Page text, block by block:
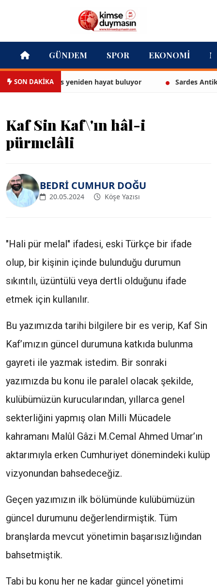
GÜNDEM SPOR EKONOMI
SON DAKİKA
Palas yeniden hayat buluyor Sardes Antik
Kaf Sin Kaf\'ın hâl-i
pürmelâli
BEDRİ CUMHUR DOĞU
20.05.2024 Köşe Yazısı
"Hali pür melal" ifadesi, eski Türkçe bir ifade
olup, bir kişinin içinde bulunduğu durumun
sıkıntılı, üzüntülü veya dertli olduğunu ifade
etmek için kullanılır.
Bu yazımızda tarihi bilgilere bir es verip, Kaf Sin
Kaf’ımızın güncel durumuna katkıda bulunma
gayreti ile yazmak istedim. Bir sonraki
yazımızda bu konu ile paralel olacak şekilde,
kulübümüzün kurucularından, yıllarca genel
sekterliğini yapmış olan Milli Mücadele
kahramanı Malûl Gâzi M.Cemal Ahmed Umar’ın
aktarımıyla erken Cumhuriyet dönemindeki kulüp
vizyonundan bahsedeceğiz.
Geçen yazımızın ilk bölümünde kulübümüzün
güncel durumunu değerlendirmiştik. Tüm
branşlarda mevcut yönetimin başarısızlığından
bahsetmiştik.
Tabi bu konu her ne kadar güncel yönetimi